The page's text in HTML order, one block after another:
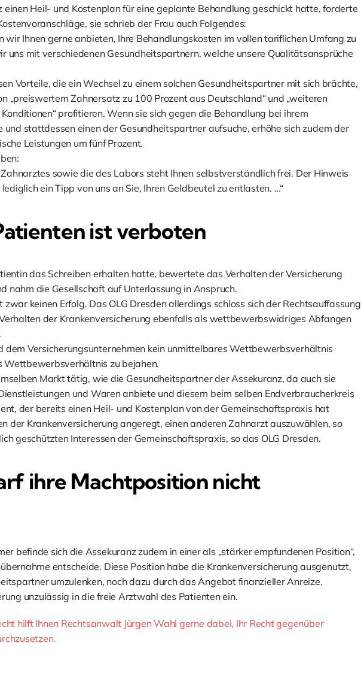
einen Heil- und Kostenplan für eine geplante Behandlung geschickt hatte, forderte
sie schrieb der Frau auch Folgendes:
wir Ihnen gerne anbieten, Ihre Behandlungskosten im vollen tariflichen Umfang zu
uns mit verschiedenen Gesundheitspartnern, welche unsere Qualitätsansprüche
Vorteile, die ein Wechsel zu einem solchen Gesundheitspartner mit sich brächte,
„preiswertem Zahnersatz zu 100 Prozent aus Deutschland“ und „weiteren
profitieren. Wenn sie sich gegen die Behandlung bei ihrem
stattdessen einen der Gesundheitspartner aufsuche, erhöhe sich zudem der
Leistungen um fünf Prozent.
sowie die des Labors steht Ihnen selbstverständlich frei. Der Hinweis
ein Tipp von uns an Sie, Ihren Geldbeutel zu entlasten. …“
ist verboten
das Schreiben erhalten hatte, bewertete das Verhalten der Versicherung
nahm die Gesellschaft auf Unterlassung in Anspruch.
keinen Erfolg. Das OLG Dresden allerdings schloss sich der Rechtsauffassung
der Krankenversicherung ebenfalls als wettbewerbswidriges Abfangen
dem Versicherungsunternehmen kein unmittelbares Wettbewerbsverhältnis
Wettbewerbsverhältnis zu bejahen.
Markt tätig, wie die Gesundheitspartner der Assekuranz, da auch sie
und Waren anbiete und diesem beim selben Endverbraucherkreis
der bereits einen Heil- und Kostenplan von der Gemeinschaftspraxis hat
der Krankenversicherung angeregt, einen anderen Zahnarzt auszuwählen, so
geschützten Interessen der Gemeinschaftspraxis, so das OLG Dresden.
ihre Machtposition nicht
befinde sich die Assekuranz zudem in einer als „stärker empfundenen Position“,
entscheide. Diese Position habe die Krankenversicherung ausgenutzt,
umzulenken, noch dazu durch das Angebot finanzieller Anreize.
unzulässig in die freie Arztwahl des Patienten ein.
hilft Ihnen Rechtsanwalt Jürgen Wahl gerne dabei, Ihr Recht gegenüber